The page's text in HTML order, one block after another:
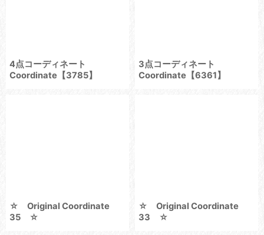
4点コーディネート
Coordinate【3785】
3点コーディネート
Coordinate【6361】
☆ Original Coordinate
35 ☆
☆ Original Coordinate
33 ☆